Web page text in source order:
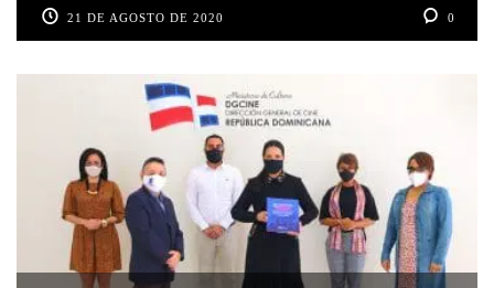
21 DE AGOSTO DE 2020 0